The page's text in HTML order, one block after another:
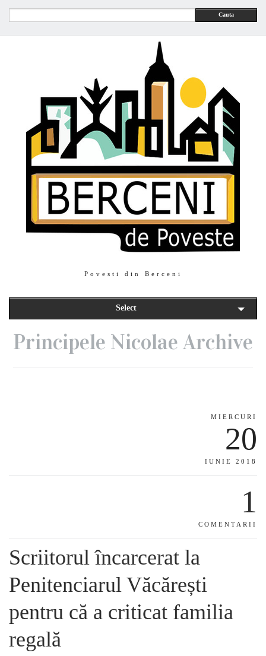
Cauta
Povesti din Berceni
Select
Principele Nicolae Archive
MIERCURI
20
IUNIE 2018
1
COMENTARII
Scriitorul încarcerat la
Penitenciarul Văcărești
pentru că a criticat familia
regală